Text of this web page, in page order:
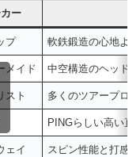
ー
プ 軟鉄鍛造の心地よ
メイド 中空構造のヘッド
スト 多くのツアープロ
PINGらしい高い直
ェイ スピン性能と打感